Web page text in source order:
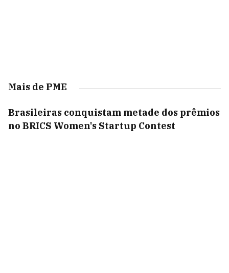
Mais de PME
Brasileiras conquistam metade dos prêmios
no BRICS Women's Startup Contest